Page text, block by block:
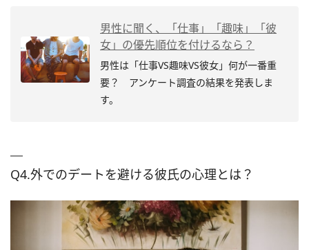
男性に聞く、「仕事」「趣味」「彼
女」の優先順位を付けるなら？
男性は「仕事VS趣味VS彼女」何が一番重
要？ アンケート調査の結果を発表しま
す。
Q4.外でのデートを避ける彼氏の心理とは？